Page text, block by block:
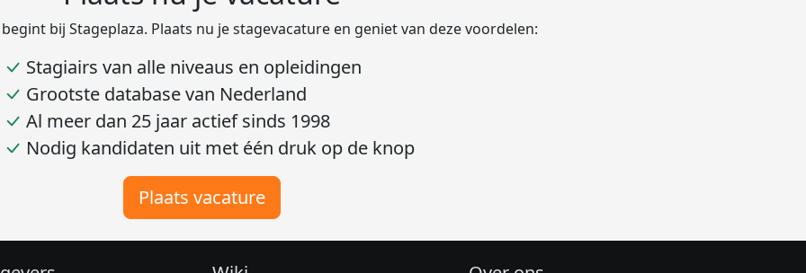
Plaats nu je vacature
begint bij Stageplaza. Plaats nu je stagevacature en geniet van deze voordelen:
Stagiairs van alle niveaus en opleidingen
Grootste database van Nederland
Al meer dan 25 jaar actief sinds 1998
Nodig kandidaten uit met één druk op de knop
Plaats vacature